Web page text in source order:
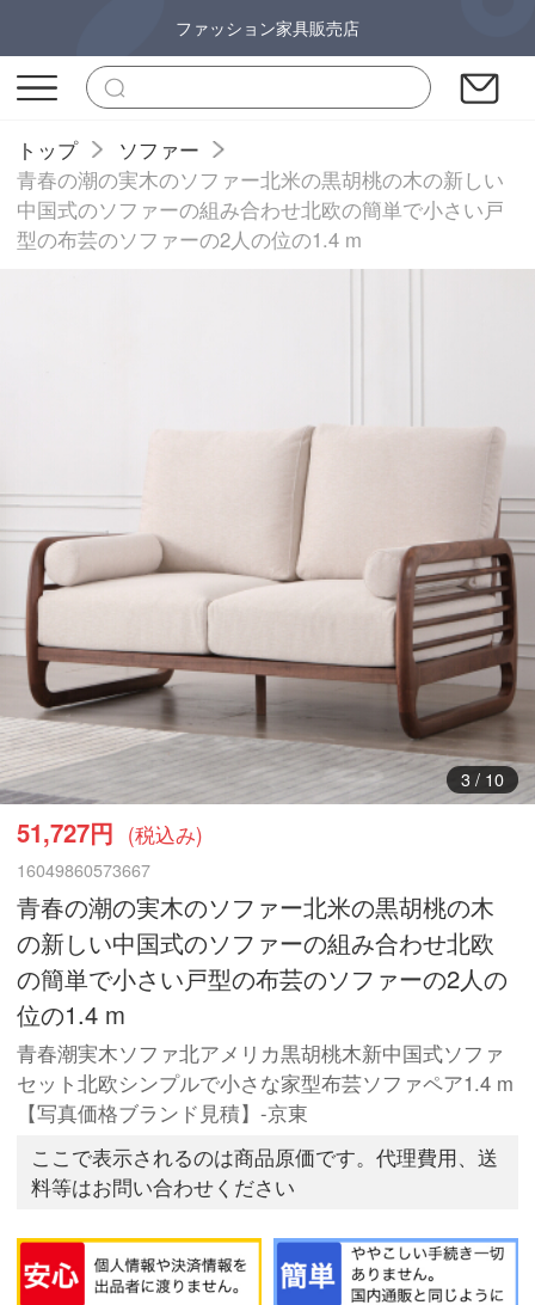
ファッション家具販売店
トップ
ソファー
青春の潮の実木のソファー北米の黒胡桃の木の新しい
中国式のソファーの組み合わせ北欧の簡単で小さい戸
型の布芸のソファーの2人の位の1.4 m
4/ 10
51,727円 (税込み)
16049860573667
青春の潮の実木のソファー北米の黒胡桃の木
の新しい中国式のソファーの組み合わせ北欧
の簡単で小さい戸型の布芸のソファーの2人の
位の1.4 m
青春潮実木ソファ北アメリカ黒胡桃木新中国式ソファ
セット北欧シンプルで小さな家型布芸ソファペア1.4 m
【写真価格ブランド見積】-京東
ここで表示されるのは商品原価です。代理費用、送
料等はお問い合わせください